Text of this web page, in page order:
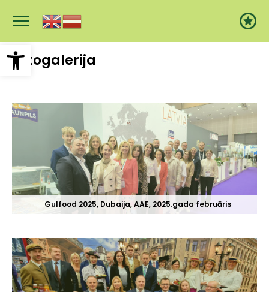
Open toolbar
galveno
Fotogalerija
Gulfood 2025, Dubaija, AAE, 2025.gada februāris